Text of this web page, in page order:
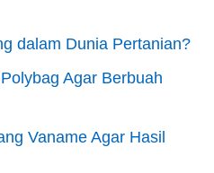
dalam Dunia Pertanian?
Agar Berbuah
Vaname Agar Hasil